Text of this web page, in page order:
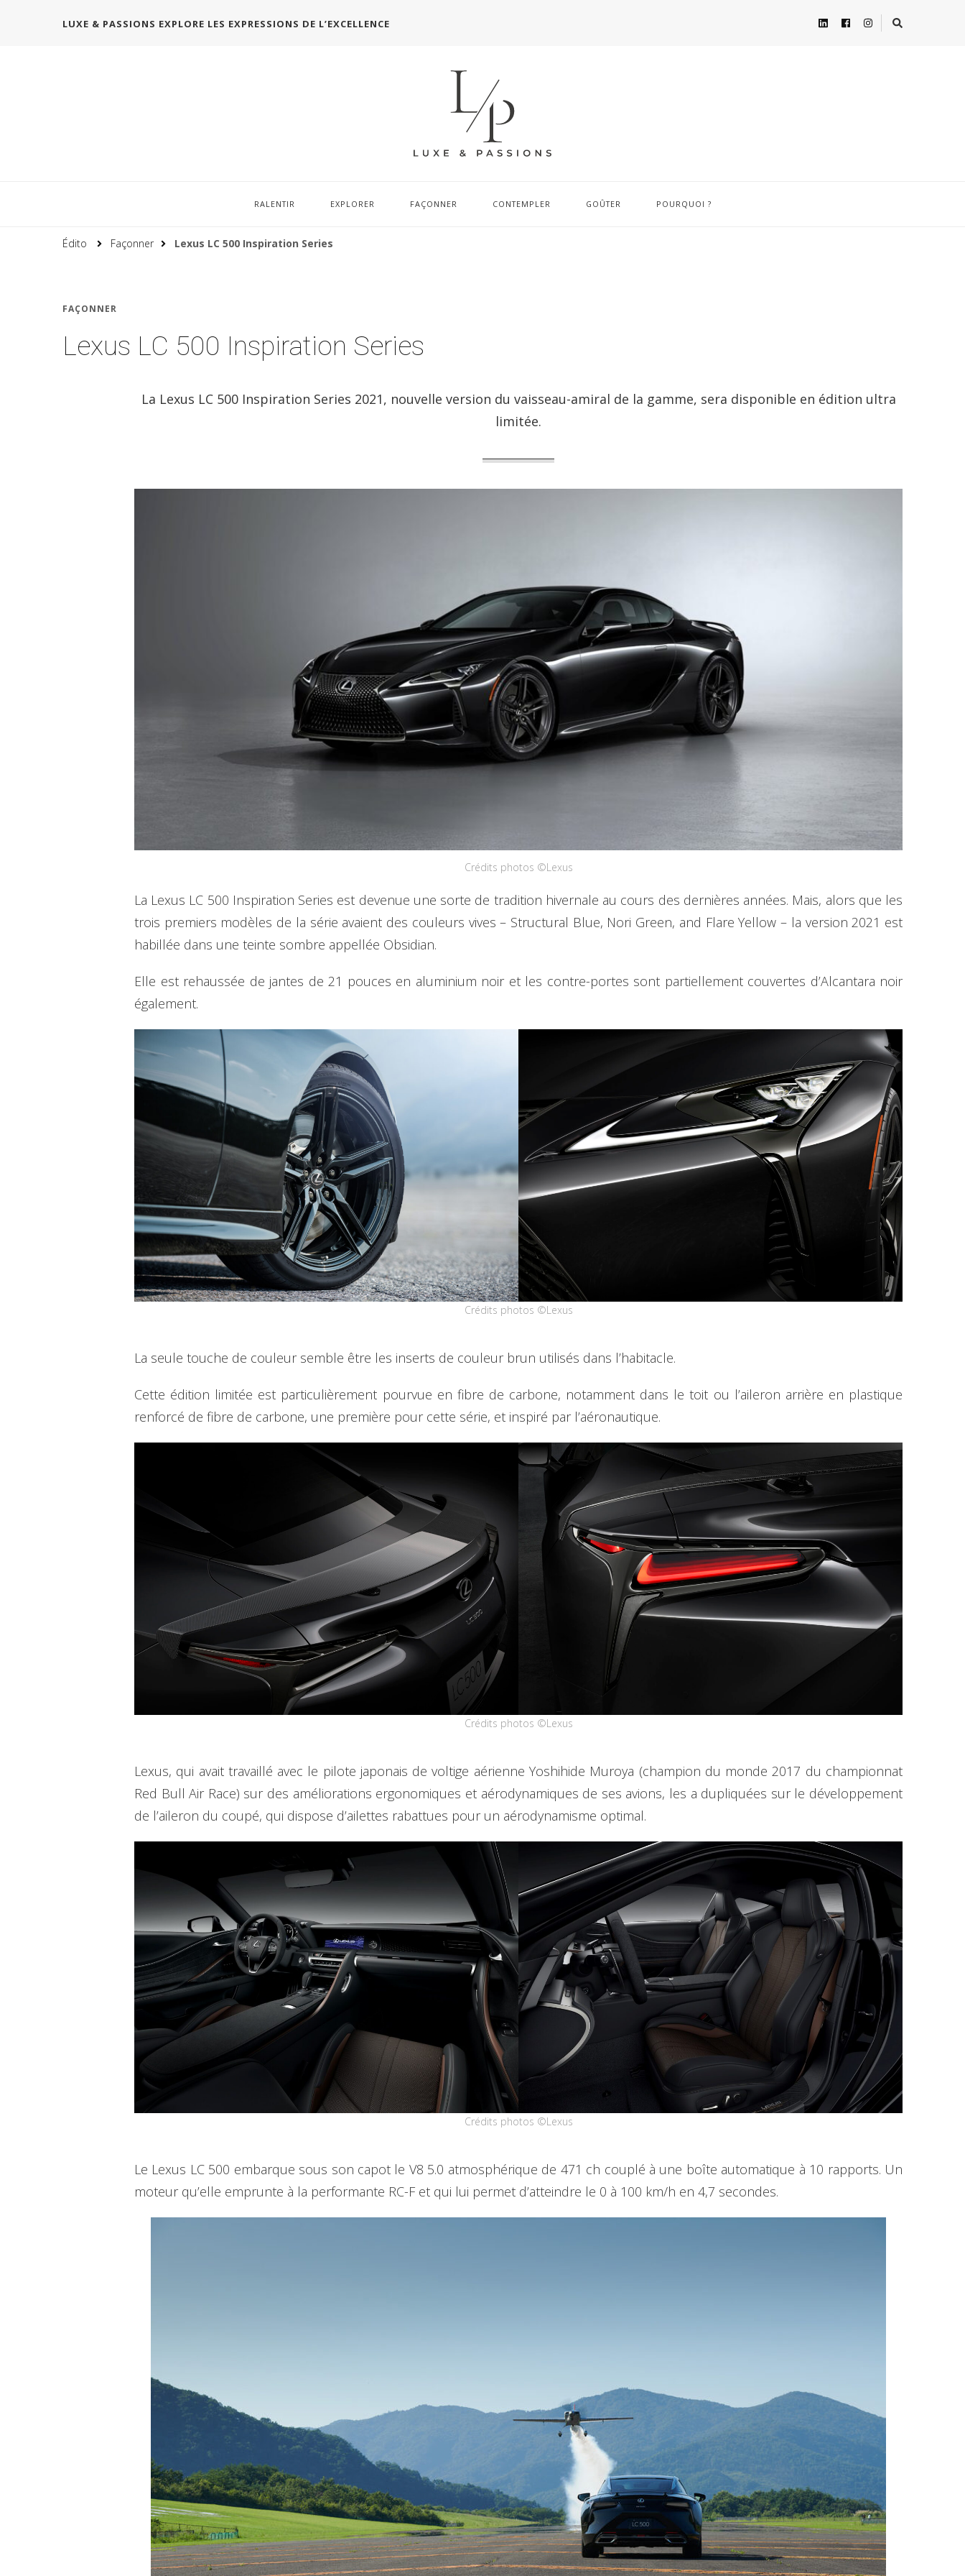
LUXE & PASSIONS EXPLORE LES EXPRESSIONS DE L’EXCELLENCE
RALENTIR EXPLORER FAÇONNER CONTEMPLER GOÛTER POURQUOI ?
Édito Façonner Lexus LC 500 Inspiration Series
FAÇONNER
Lexus LC 500 Inspiration Series
La Lexus LC 500 Inspiration Series 2021, nouvelle version du vaisseau-amiral de la gamme, sera disponible en édition ultra
limitée.
Crédits photos ©Lexus
La Lexus LC 500 Inspiration Series est devenue une sorte de tradition hivernale au cours des dernières années. Mais, alors que les
trois premiers modèles de la série avaient des couleurs vives – Structural Blue, Nori Green, and Flare Yellow – la version 2021 est
habillée dans une teinte sombre appellée Obsidian.
Elle est rehaussée de jantes de 21 pouces en aluminium noir et les contre-portes sont partiellement couvertes d’Alcantara noir
également.
Crédits photos ©Lexus
La seule touche de couleur semble être les inserts de couleur brun utilisés dans l’habitacle.
Cette édition limitée est particulièrement pourvue en fibre de carbone, notamment dans le toit ou l’aileron arrière en plastique
renforcé de fibre de carbone, une première pour cette série, et inspiré par l’aéronautique.
Crédits photos ©Lexus
Lexus, qui avait travaillé avec le pilote japonais de voltige aérienne Yoshihide Muroya (champion du monde 2017 du championnat
Red Bull Air Race) sur des améliorations ergonomiques et aérodynamiques de ses avions, les a dupliquées sur le développement
de l’aileron du coupé, qui dispose d’ailettes rabattues pour un aérodynamisme optimal.
Crédits photos ©Lexus
Le Lexus LC 500 embarque sous son capot le V8 5.0 atmosphérique de 471 ch couplé à une boîte automatique à 10 rapports. Un
moteur qu’elle emprunte à la performante RC-F et qui lui permet d’atteindre le 0 à 100 km/h en 4,7 secondes.